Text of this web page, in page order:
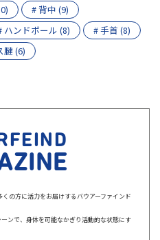
# 背中 (9)
ハンドボール (8)
# 手首 (8)
腱 (6)
くの方に活力をお届けするバウアーファインド
ンで、身体を可能なかぎり活動的な状態にす